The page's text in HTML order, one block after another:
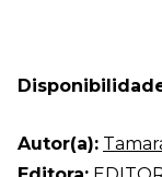
Autor(a):